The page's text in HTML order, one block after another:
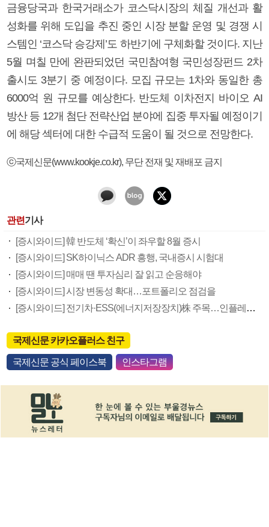
금융당국과 한국거래소가 코스닥시장의 체질 개선과 활
성화를 위해 도입을 추진 중인 시장 분할 운영 및 경쟁 시
스템인 ‘코스닥 승강제’도 하반기에 구체화할 것이다. 지난
5월 며칠 만에 완판되었던 국민참여형 국민성장펀드 2차
출시도 3분기 중 예정이다. 모집 규모는 1차와 동일한 총
6000억 원 규모를 예상한다. 반도체 이차전지 바이오 AI
방산 등 12개 첨단 전략산업 분야에 집중 투자될 예정이기
에 해당 섹터에 대한 수급적 도움이 될 것으로 전망한다.
ⓒ국제신문(www.kookje.co.kr), 무단 전재 및 재배포 금지
관련기사
[증시와이드] 韓 반도체 ‘확신’이 좌우할 8월 증시
[증시와이드] SK하이닉스 ADR 흥행, 국내증시 시험대
[증시와이드] 매매 땐 투자심리 잘 읽고 순응해야
[증시와이드] 시장 변동성 확대…포트폴리오 점검을
[증시와이드] 전기차·ESS(에너지저장장치)株 주목…인플레는 변수
국제신문 카카오플러스 친구
국제신문 공식 페이스북 인스타그램